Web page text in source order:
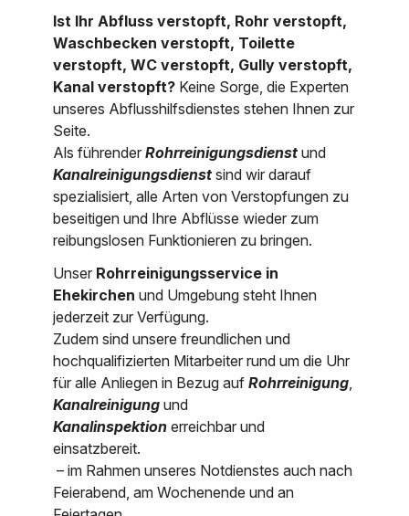
Nordrhein-Westfalen
Rheinland-Pfalz
Saarland
Oberösterreich
Salzburg
Wien
Über uns
Kontakt
Ist Ihr Abfluss verstopft, Rohr verstopft,
Waschbecken verstopft, Toilette
verstopft, WC verstopft, Gully verstopft,
Kanal verstopft? Keine Sorge, die Experten
unseres Abflusshilfsdienstes stehen Ihnen zur
Seite.
Als führenderRohrreinigungsdienst und
Kanalreinigungsdienst sind wir darauf
spezialisiert, alle Arten von Verstopfungen zu
beseitigen und Ihre Abflüsse wieder zum
reibungslosen Funktionieren zu bringen.
Unser Rohrreinigungsservice in
Ehekirchenund Umgebung steht Ihnen
jederzeit zur Verfügung.
Zudem sind unsere freundlichen und
hochqualifizierten Mitarbeiter rund um die Uhr
für alle Anliegen in Bezug aufRohrreinigung
Kanalreinigung und
Kanalinspektion erreichbar und
einsatzbereit.
– im Rahmen unseres Notdienstes auch nach
Feierabend, am Wochenende und an